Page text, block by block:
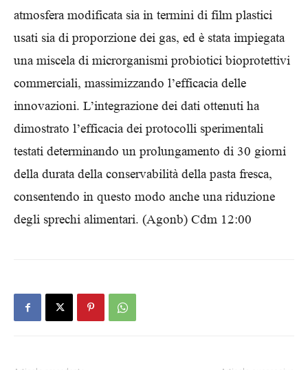
atmosfera modificata sia in termini di film plastici
usati sia di proporzione dei gas, ed è stata impiegata
una miscela di microrganismi probiotici bioprotettivi
commerciali, massimizzando l’efficacia delle
innovazioni. L’integrazione dei dati ottenuti ha
dimostrato l’efficacia dei protocolli sperimentali
testati determinando un prolungamento di 30 giorni
della durata della conservabilità della pasta fresca,
consentendo in questo modo anche una riduzione
degli sprechi alimentari. (Agonb) Cdm 12:00